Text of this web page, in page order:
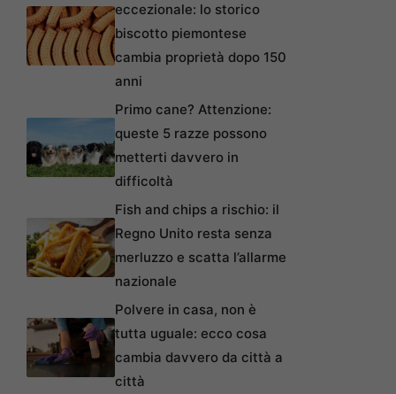
eccezionale: lo storico
biscotto piemontese
cambia proprietà dopo 150
anni
Primo cane? Attenzione:
queste 5 razze possono
metterti davvero in
difficoltà
Fish and chips a rischio: il
Regno Unito resta senza
merluzzo e scatta l’allarme
nazionale
Polvere in casa, non è
tutta uguale: ecco cosa
cambia davvero da città a
città